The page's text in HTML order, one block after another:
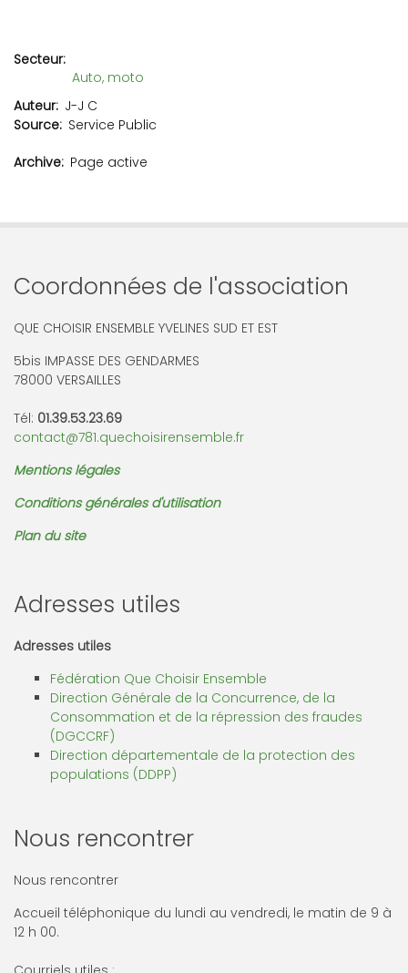
Secteur
Auto, moto
Auteur J-J C
Source Service Public
Archive Page active
Coordonnées de l'association
QUE CHOISIR ENSEMBLE YVELINES SUD ET EST
5bis IMPASSE DES GENDARMES
78000 VERSAILLES
Tél: 01.39.53.23.69
contact@781.quechoisirensemble.fr
Mentions légales
Conditions générales d'utilisation
Plan du site
Adresses utiles
Adresses utiles
Fédération Que Choisir Ensemble
Direction Générale de la Concurrence, de la
Consommation et de la répression des fraudes
(DGCCRF)
Direction départementale de la protection des
populations (DDPP)
Nous rencontrer
Nous rencontrer
Accueil téléphonique du lundi au vendredi, le matin de 9 à
12 h 00.